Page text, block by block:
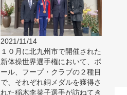
2021/11/14
１０月に北九州市で開催された
新体操世界選手権において、ボ
ール、フープ・クラブの２種目
で、それぞれ銅メダルを獲得さ
れた稲木李菜子選手が訪ねてき